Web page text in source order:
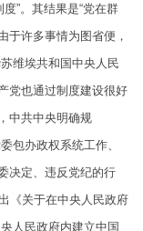
”。其结果是“党在群
于许多事情为图省便，
维埃共和国中央人民
党也通过制度建设很好
中共中央明确规
包办政权系统工作、
决定、违反党纪的行
《关于在中央人民政府
人民政府内建立中国